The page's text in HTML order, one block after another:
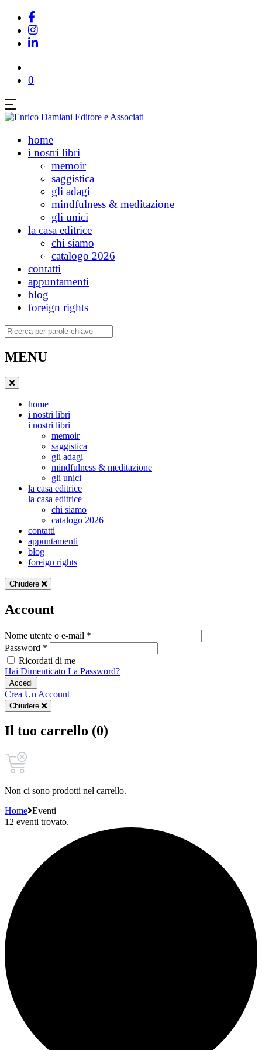
0
home
i nostri libri
memoir
saggistica
gli adagi
mindfulness & meditazione
gli unici
la casa editrice
chi siamo
catalogo 2026
contatti
appuntamenti
blog
foreign rights
Ricerca
MENU
home
i nostri libri
i nostri libri
memoir
saggistica
gli adagi
mindfulness & meditazione
gli unici
la casa editrice
la casa editrice
chi siamo
catalogo 2026
contatti
appuntamenti
blog
foreign rights
Chiudere
Account
Nome utente o e-mail *
Password *
Ricordati di me
Hai Dimenticato La Password?
Accedi
Crea Un Account
Chiudere
Il tuo carrello (0)
Non ci sono prodotti nel carrello.
Home Eventi
12 eventi trovato.